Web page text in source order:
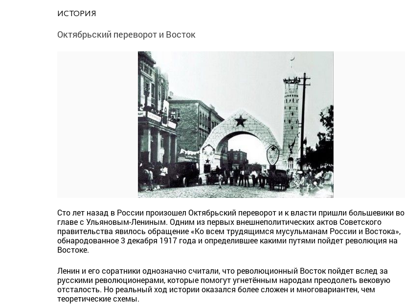
ИСТОРИЯ
Октябрьский переворот и Восток
Сто лет назад в России произошел Октябрьский переворот и к власти пришли большевики во
главе с Ульяновым-Лениным. Одним из первых внешнеполитических актов Советского
правительства явилось обращение «Ко всем трудящимся мусульманам России и Востока»,
обнародованное 3 декабря 1917 года и определившее какими путями пойдет революция на
Востоке.
Ленин и его соратники однозначно считали, что революционный Восток пойдет вслед за
русскими революционерами, которые помогут угнетённым народам преодолеть вековую
отсталость. Но реальный ход истории оказался более сложен и многовариантен, чем
теоретические схемы.